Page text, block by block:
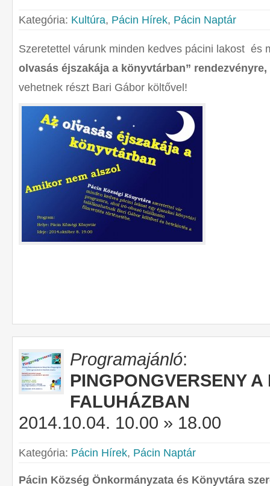
Kategória: Kultúra, Pácin Hírek, Pácin Naptár
Szeretettel várunk minden kedves pácini lakost és
olvasás éjszakája a könyvtárban” rendezvényre,
vehetnek részt Bari Gábor költővel!
Programajánló:
PINGPONGVERSENY A
FALUHÁZBAN
2014.10.04. 10.00 » 18.00
Kategória: Pácin Hírek, Pácin Naptár
Pácin Község Önkormányzata és Könyvtára